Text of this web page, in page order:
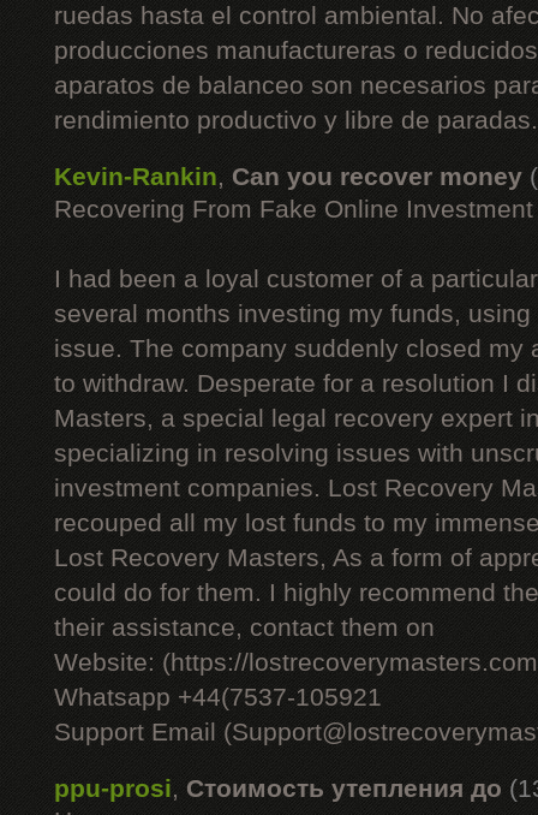
ruedas hasta el control ambiental. No
producciones manufactureras o
aparatos de balanceo son necesarios
rendimiento productivo y libre de paradas.
Kevin-Rankin, Can you recover money
Recovering From Fake Online
I had been a loyal customer of a
several months investing my funds,
issue. The company suddenly closed my
to withdraw. Desperate for a resolution I
Masters, a special legal recovery expert
specializing in resolving issues with
investment companies. Lost Recovery
recouped all my lost funds to my
Lost Recovery Masters, As a form of
could do for them. I highly recommend
their assistance, contact them on
Website: (https://
Whatsapp +44(7537-105921
Support Email
ppu-prosi, Стоимость утепления до